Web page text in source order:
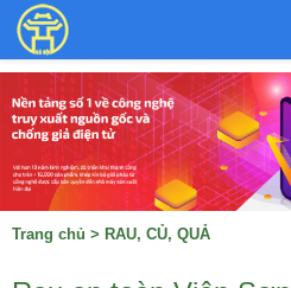
Trang chủ > RAU, CỦ, QUẢ